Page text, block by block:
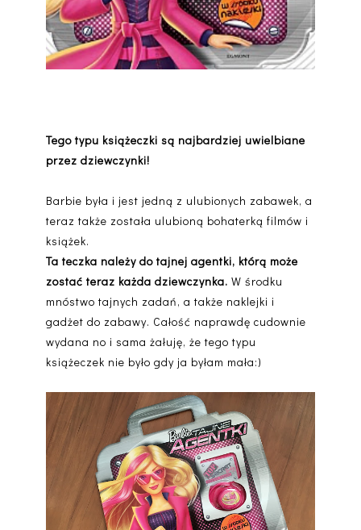
Tego typu książeczki są najbardziej uwielbiane
przez dziewczynki!
Barbie była i jest jedną z ulubionych zabawek, a
teraz także została ulubioną bohaterką filmów i
książek.
Ta teczka należy do tajnej agentki, którą może
zostać teraz każda dziewczynka. W środku
mnóstwo tajnych zadań, a także naklejki i
gadżet do zabawy. Całość naprawdę cudownie
wydana no i sama żałuję, że tego typu
książeczek nie było gdy ja byłam mała:)